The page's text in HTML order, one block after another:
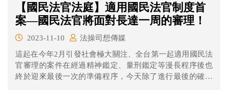
【國民法官法庭】適用國民法官制度首
案—國民法官將面對長達一周的審理！
2023-11-10
法操司想傳媒
這起在今年2月引發社會極大關注、全台第一起適用國民法
官審理的案件在經過精神鑑定、量刑鑑定等漫長程序後也
終於迎來最後一次的準備程序，今天除了進行最後的確認